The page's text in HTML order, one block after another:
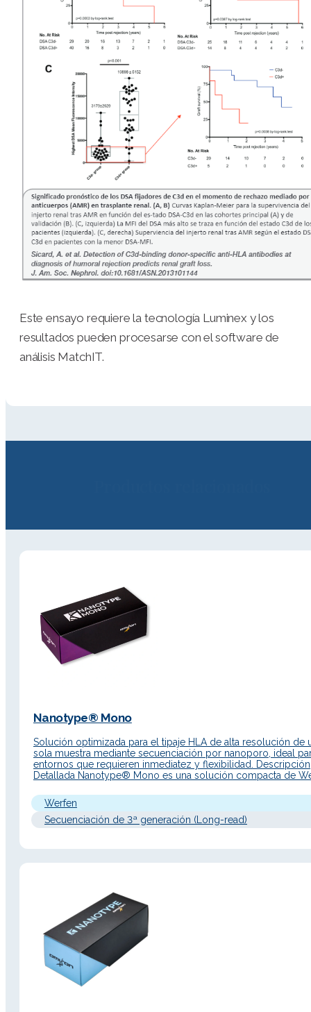
Este ensayo requiere la tecnología Luminex y los
resultados pueden procesarse con el software de
análisis MatchIT.
Nanotype® Mono
Solución optimizada para el tipaje HLA de alta resolución de
sola muestra mediante secuenciación por nanoporo, ideal
entornos que requieren inmediatez y flexibilidad. Descripción
Detallada Nanotype® Mono es una solución compacta de
secuenciación por nanoporo (Oxford Nanopore
especialmente diseñada para…
Werfen
Secuenciación de 3ª generación (Long-read)